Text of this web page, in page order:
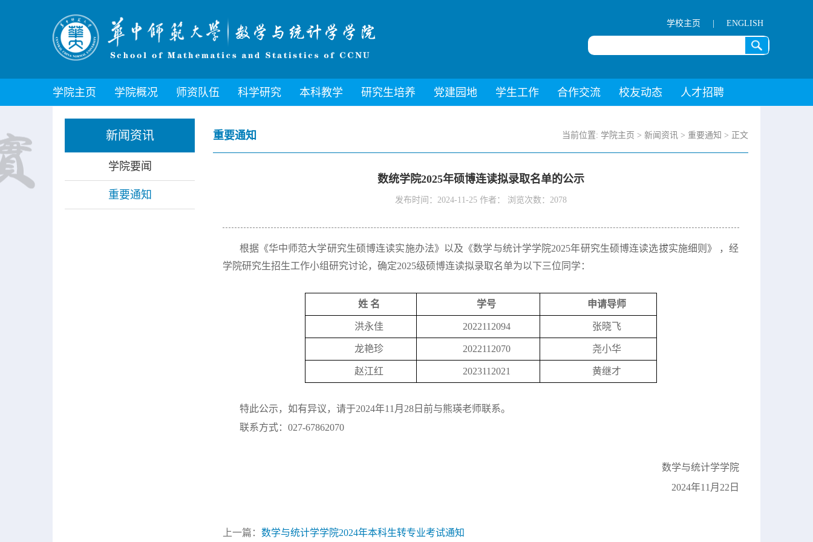
ENGLISH
学校主页
学院主页 学院概况 师资队伍 科学研究 本科教学 研究生培养 党建园地 学生工作 合作交流 校友动态 人才招聘
新闻资讯
学院要闻
重要通知
重要通知 当前位置: 学院主页 > 新闻资讯 > 重要通知 > 正文
数统学院2025年硕博连读拟录取名单的公示
发布时间：2024-11-25 作者： 浏览次数：2078
根据《华中师范大学研究生硕博连读实施办法》以及《数学与统计学学院2025年研究生硕博连读选拔实施细则》 ，经
学院研究生招生工作小组研究讨论，确定2025级硕博连读拟录取名单为以下三位同学：
姓 名 学号 申请导师
洪永佳 2022112094 张晓飞
龙艳珍 2022112070 尧小华
赵江红 2023112021 黄继才
特此公示，如有异议，请于2024年11月28日前与熊瑛老师联系。
联系方式：027-67862070
数学与统计学学院
2024年11月22日
上一篇： 数学与统计学学院2024年本科生转专业考试通知